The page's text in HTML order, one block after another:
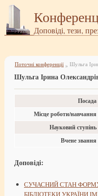
Доповіді, тези,
Поточні конференції » Шульга
Шульга Ірина
Посада
Місце роботи/навчання
Науковий ступінь
Вчене звання
Доповіді:
СУЧАСНИЙ СТАН
БІБЛІОТЕКИ УКРАЇНИ